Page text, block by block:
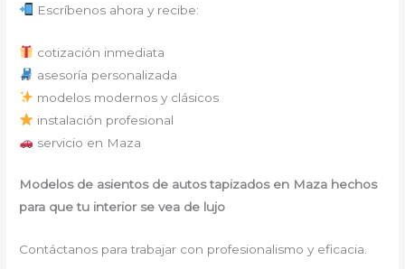
Escríbenos ahora y recibe:
cotización inmediata
asesoría personalizada
modelos modernos y clásicos
instalación profesional
servicio en Maza
Modelos de asientos de autos tapizados en Maza hechos
para que tu interior se vea de lujo
Contáctanos para trabajar con profesionalismo y eficacia.